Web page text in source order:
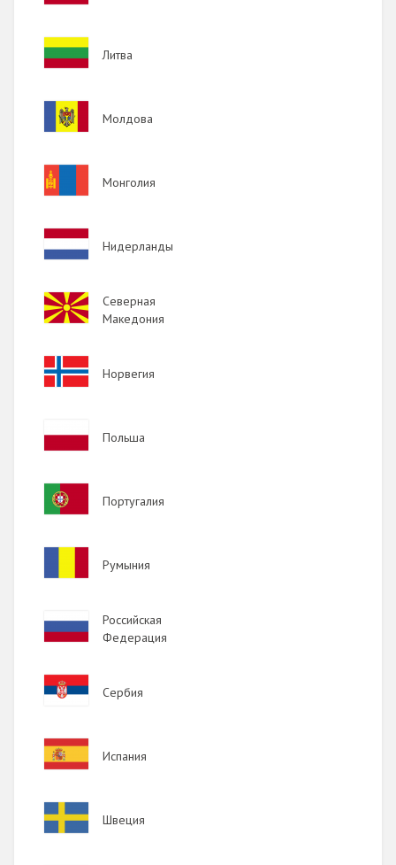
Image
Литва
Image
Молдова
Image
Монголия
Image
Нидерланды
Image
Северная
Македония
Image
Норвегия
Польша
Image
Португалия
Румыния
Image
Российская
Федерация
Image
Сербия
Image
Испания
Image
Швеция